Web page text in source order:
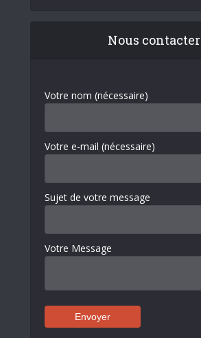
Nous contacter
Votre nom (nécessaire)
Votre e-mail (nécessaire)
Sujet de votre message
Votre Message